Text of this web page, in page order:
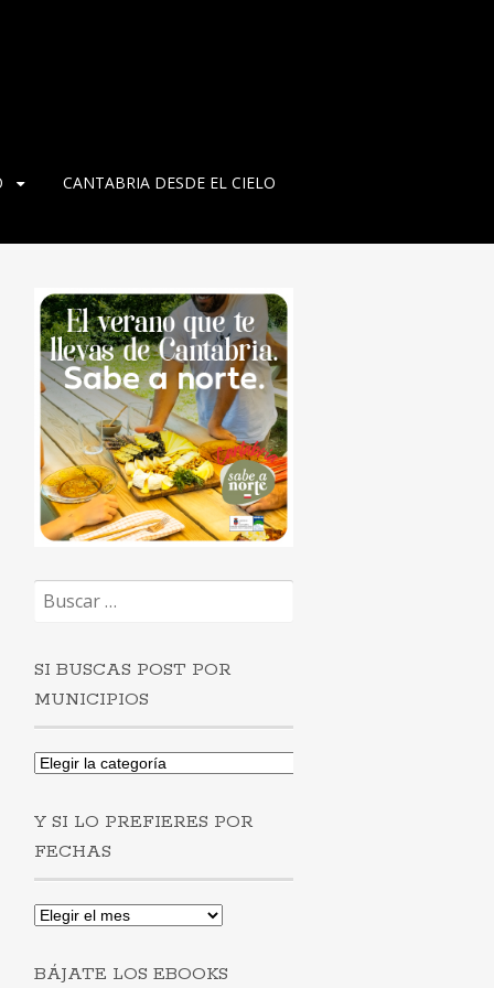
CANTABRIA DESDE EL CIELO
Buscar:
SI BUSCAS POST POR
MUNICIPIOS
Si
buscas
por
municipios
Y SI LO PREFIERES POR
FECHAS
Y
si
prefieres
BÁJATE LOS EBOOKS